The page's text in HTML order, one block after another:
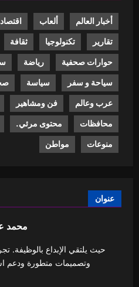
أخبار العالم ألعاب اقتصاد
تقارير تكنولوجيا ثقافة
حوارات صحفية رياضة
سياحة و سفر سياسة
عرب وعالم فن ومشاهير
محافظات محتوى مرئي.
منوعات مواطن
عنوان
محمد
حيث يلتقي الإبداع بالوظيفة.
وتصميمات متطورة ودعم